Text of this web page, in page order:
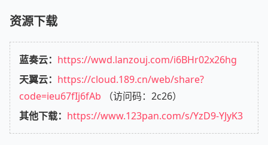
资源下载
蓝奏云： https://wwd.lanzouj.com/i6BHr02x26hg
天翼云： https://cloud.189.cn/web/share?
code=ieu67fIj6fAb （访问码：2c26）
其他下载： https://www.123pan.com/s/YzD9-YJyK3